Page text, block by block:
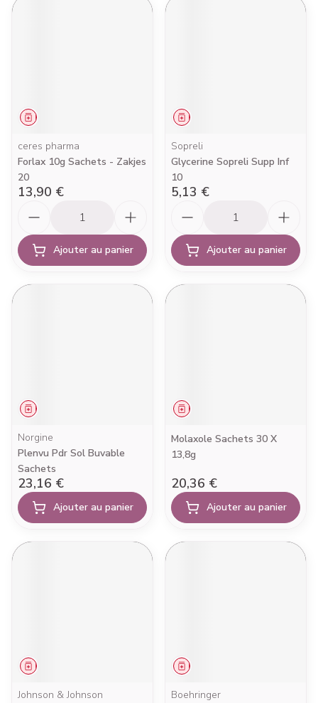
Médicament
ceres pharma
Forlax 10g Sachets - Zakjes
20
13,90 €
Ajouter au panier
Médicament
Sopreli
Glycerine Sopreli Supp Inf
10
5,13 €
Ajouter au panier
Médicament
Norgine
Plenvu Pdr Sol Buvable
Sachets
23,16 €
Ajouter au panier
Médicament
Molaxole Sachets 30 X
13,8g
20,36 €
Ajouter au panier
Médicament
Johnson & Johnson
Médicament
Boehringer